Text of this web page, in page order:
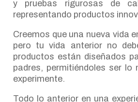
y pruebas rigurosas de
representando productos
Creemos que una nueva vida
pero tu vida anterior no
productos están diseñados
padres, permitiéndoles ser lo
experimente.
Todo lo anterior en una